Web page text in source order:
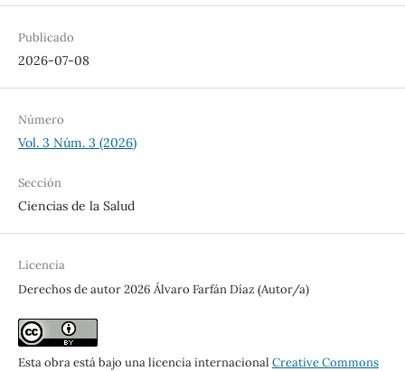
Publicado
2026-07-08
Número
Vol. 3 Núm. 3 (2026)
Sección
Ciencias de la Salud
Licencia
Derechos de autor 2026 Álvaro Farfán Díaz (Autor/a)
Esta obra está bajo una licencia internacional Creative Commons